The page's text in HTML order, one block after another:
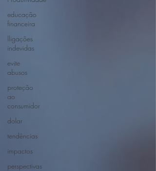
educação
financeira
lligações
indevidas
evite
abusos
proteção
ao
consumidor
dolar
tendências
impactos
perspectivas